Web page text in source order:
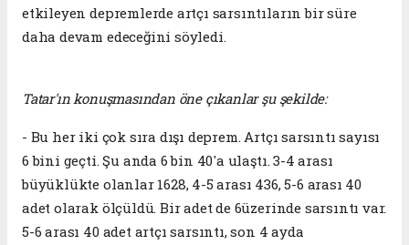
etkileyen depremlerde artçı sarsıntıların bir süre
daha devam edeceğini söyledi.
Tatar'ın konuşmasından öne çıkanlar şu şekilde:
- Bu her iki çok sıra dışı deprem. Artçı sarsıntı sayısı
6 bini geçti. Şu anda 6 bin 40'a ulaştı. 3-4 arası
büyüklükte olanlar 1628, 4-5 arası 436, 5-6 arası 40
adet olarak ölçüldü. Bir adet de 6üzerinde sarsıntı var.
5-6 arası 40 adet artçı sarsıntı, son 4 ayda